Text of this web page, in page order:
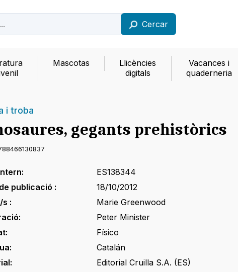
Cercar
Mascotas
Llicències
digitals
Vacances i
quaderneria
i troba
gegants prehistòrics
ES138344
publicació :
18/10/2012
:
Marie Greenwood
Peter Minister
Físico
Catalán
Editorial Cruilla S.A. (ES)